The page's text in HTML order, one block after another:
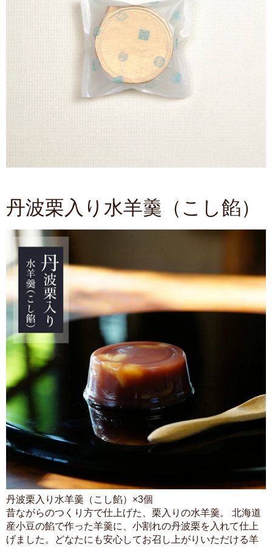
丹波栗入り水羊羹（こし餡）
丹波栗入り水羊羹（こし餡）×3個
昔ながらのつくり方で仕上げた、栗入りの水羊羹。 北海道
産小豆の餡で作った羊羹に、小割れの丹波栗を入れて仕上
げました。どなたにも安心してお召し上がりいただける羊